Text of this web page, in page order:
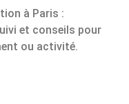
à Paris :
et conseils pour
ou activité.